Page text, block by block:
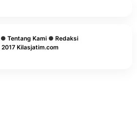
● Tentang Kami ● Redaksi
Kilasjatim.com